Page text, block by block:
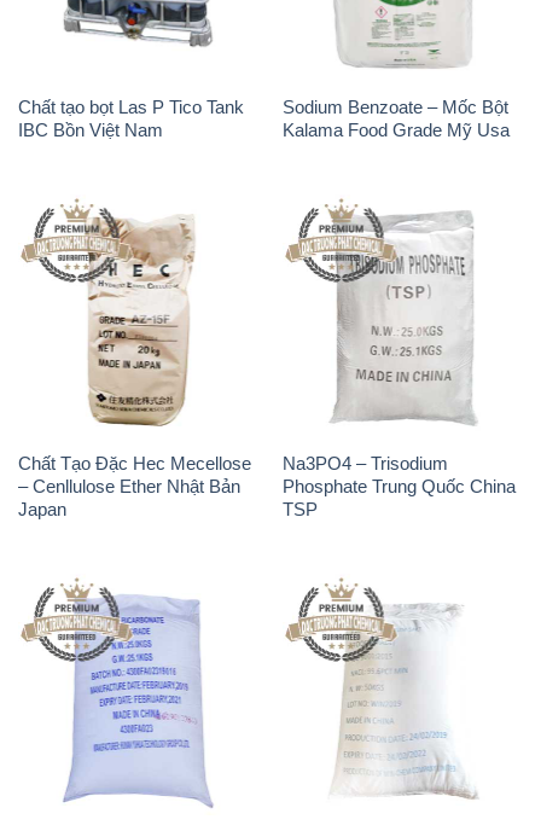
Chất tạo bọt Las P Tico Tank
IBC Bồn Việt Nam
Sodium Benzoate – Mốc Bột
Kalama Food Grade Mỹ Usa
Chất Tạo Đặc Hec Mecellose
– Cenllulose Ether Nhật Bản
Japan
Na3PO4 – Trisodium
Phosphate Trung Quốc China
TSP